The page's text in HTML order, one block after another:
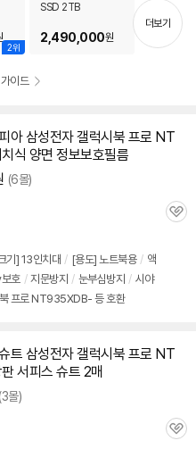
치
기
2위
SSD 2TB
2,490,000원
더보기
이드
아 삼성전자 갤럭시북 프로 NT
식 양면 정보보호필름
(6몰)
관
기] 13인치대 / [용도] 노트북용 / 액
호 / 지문방지 / 눈부심방지 / 시야
프로 NT935XDB- 등 호환
트 삼성전자 갤럭시북 프로 NT
서피스 슈트 2매
(3몰)
관